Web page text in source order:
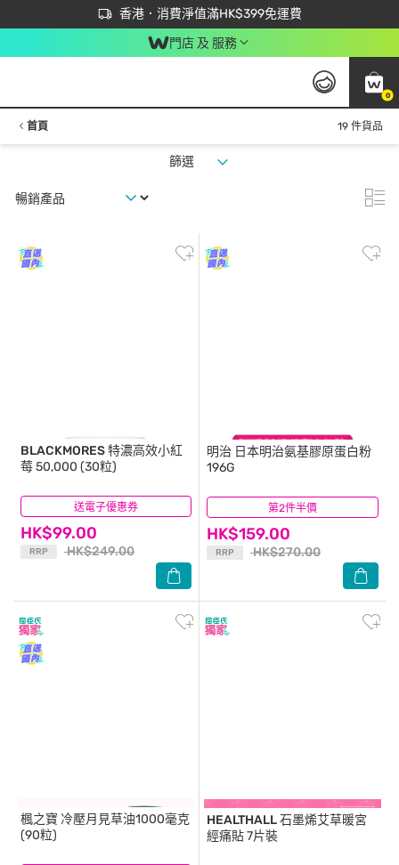
香港．消費淨值滿HK$399免運費
立即成為易賞錢會員盡享獨家優惠
首次APP下單買滿$450 輸入 NEWAPP 即減$50
門店 及 服務
0
首頁 19 件貨品
篩選
送電子優惠券
BLACKMORES特濃高效小紅
莓 50,000 (30粒)
HK$99.00
RRP HK$249.00
(18) 第2件半價
明治 日本明治氨基膠原蛋白粉
196G
HK$159.00
RRP HK$270.00
(50)
楓之寶 冷壓月見草油1000毫克
(90粒)
HEALTHALL石墨烯艾草暖宮
經痛貼 7片裝